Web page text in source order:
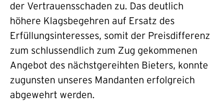
der Vertrauensschaden zu. Das deutlich
höhere Klagsbegehren auf Ersatz des
Erfüllungsinteresses, somit der Preisdifferenz
zum schlussendlich zum Zug gekommenen
Angebot des nächstgereihten Bieters, konnte
zugunsten unseres Mandanten erfolgreich
abgewehrt werden.